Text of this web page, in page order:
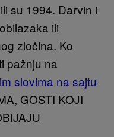
su 1994. Darvin i
ili
zločina. Ko
pažnju na
slovima na sajtu
GOSTI KOJI